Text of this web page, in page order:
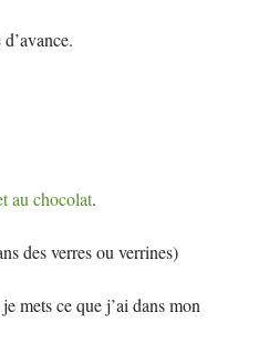
au chocolat.
des verres ou verrines)
mets ce que j’ai dans mon